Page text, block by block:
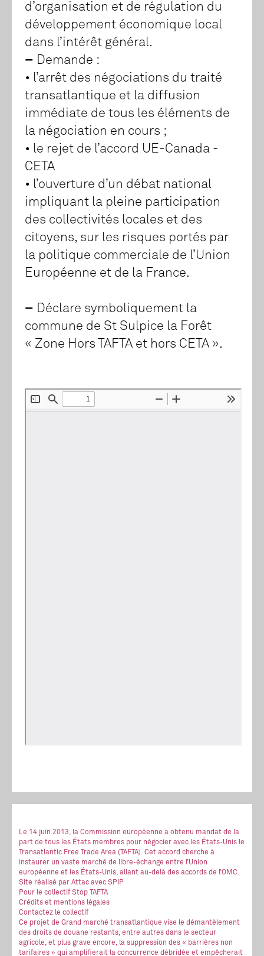
d’organisation et de régulation du
développement économique local
dans l’intérêt général.
– Demande :
• l’arrêt des négociations du traité
transatlantique et la diffusion
immédiate de tous les éléments de
la négociation en cours ;
• le rejet de l’accord UE-Canada -
CETA
• l’ouverture d’un débat national
impliquant la pleine participation
des collectivités locales et des
citoyens, sur les risques portés par
la politique commerciale de l’Union
Européenne et de la France.
– Déclare symboliquement la
commune de St Sulpice la Forêt
« Zone Hors TAFTA et hors CETA ».
Le 14 juin 2013, la Commission européenne a obtenu mandat de la
part de tous les États membres pour négocier avec les États-Unis le
Transatlantic Free Trade Area (TAFTA). Cet accord cherche à
instaurer un vaste marché de libre-échange entre l’Union
européenne et les États-Unis, allant au-delà des accords de l’OMC.
Site réalisé par Attac avec SPIP
Pour le collectif Stop TAFTA
Crédits et mentions légales
Contactez le collectif
Ce projet de Grand marché transatlantique vise le démantèlement
des droits de douane restants, entre autres dans le secteur
agricole, et plus grave encore, la suppression des « barrières non
tarifaires » qui amplifierait la concurrence débridée et empêcherait